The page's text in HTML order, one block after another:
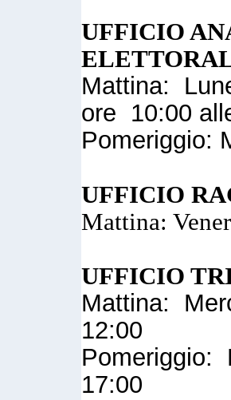
UFFICIO
Mattina:
ore 10:00
Pomeriggio:
UFFICIO
Mattina:
UFFICIO
Mattina:
12:00
Pomeriggio:
17:00